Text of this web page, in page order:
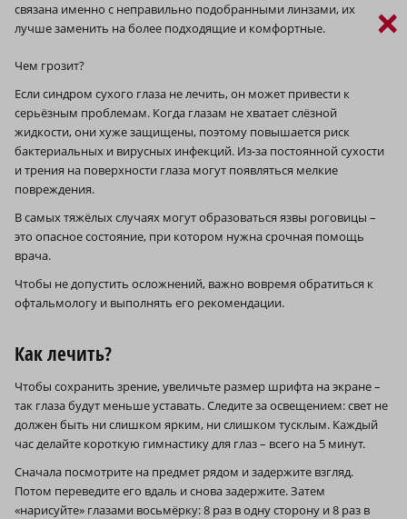
связана именно с неправильно подобранными линзами, их
лучше заменить на более подходящие и комфортные.
Чем грозит?
Если синдром сухого глаза не лечить, он может привести к
серьёзным проблемам. Когда глазам не хватает слёзной
жидкости, они хуже защищены, поэтому повышается риск
бактериальных и вирусных инфекций. Из‑за постоянной сухости
и трения на поверхности глаза могут появляться мелкие
повреждения.
В самых тяжёлых случаях могут образоваться язвы роговицы –
это опасное состояние, при котором нужна срочная помощь
врача.
Чтобы не допустить осложнений, важно вовремя обратиться к
офтальмологу и выполнять его рекомендации.
Как лечить?
Чтобы сохранить зрение, увеличьте размер шрифта на экране –
так глаза будут меньше уставать. Следите за освещением: свет не
должен быть ни слишком ярким, ни слишком тусклым. Каждый
час делайте короткую гимнастику для глаз – всего на 5 минут.
Сначала посмотрите на предмет рядом и задержите взгляд.
Потом переведите его вдаль и снова задержите. Затем
«нарисуйте» глазами восьмёрку: 8 раз в одну сторону и 8 раз в
×